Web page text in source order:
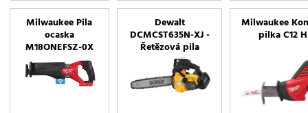
Milwaukee Pila
ocaska
M18ONEFSZ-0X
Dewalt
DCMCST635N-XJ -
Řetězová pila
Milwaukee
pilka C12